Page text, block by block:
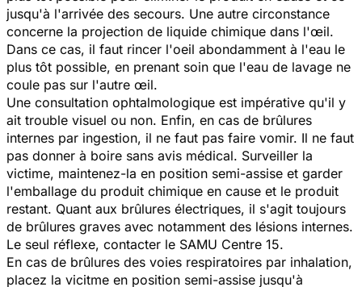
jusqu'à l'arrivée des secours. Une autre circonstance
concerne la projection de liquide chimique dans l'œil.
Dans ce cas, il faut rincer l'oeil abondamment à l'eau le
plus tôt possible, en prenant soin que l'eau de lavage ne
coule pas sur l'autre œil.
Une consultation ophtalmologique est impérative qu'il y
ait trouble visuel ou non. Enfin, en cas de brûlures
internes par ingestion, il ne faut pas faire vomir. Il ne faut
pas donner à boire sans avis médical. Surveiller la
victime, maintenez-la en position semi-assise et garder
l'emballage du produit chimique en cause et le produit
restant. Quant aux brûlures électriques, il s'agit toujours
de brûlures graves avec notamment des lésions internes.
Le seul réflexe, contacter le SAMU Centre 15.
En cas de brûlures des voies respiratoires par inhalation,
placez la vicitme en position semi-assise jusqu'à